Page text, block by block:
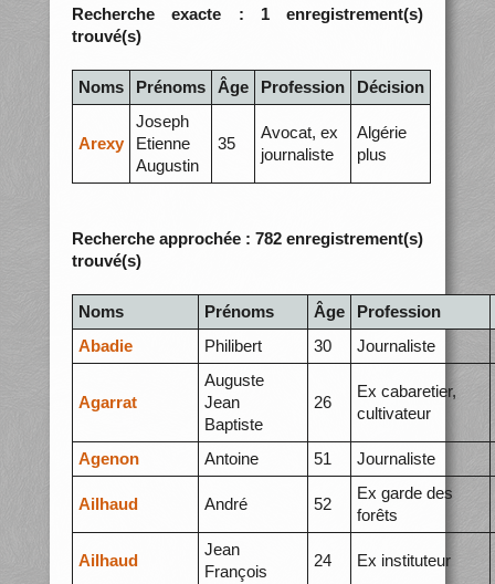
Recherche exacte : 1 enregistrement(s)
trouvé(s)
Noms Prénoms Âge Profession Décision
Arexy
Joseph
Etienne
Augustin
35
Avocat, ex
journaliste
Algérie
plus
Recherche approchée : 782 enregistrement(s)
trouvé(s)
Noms Prénoms Âge
Profession
Abadie
Philibert 30 Journaliste
Agarrat
Auguste
Jean
Baptiste
26
Ex cabaretier,
cultivateur
Agenon Antoine 51 Journaliste
Ailhaud André 52
Ex garde des
forêts
Ailhaud
Jean
François
24 Ex instituteur